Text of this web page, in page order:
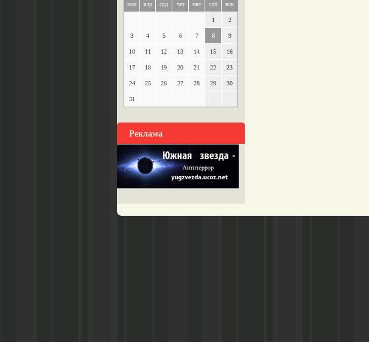
пон втр срд чет пят суб вск
1 2
3 4 5 6 7 8 9
10 11 12 13 14 15 16
17 18 19 20 21 22 23
24 25 26 27 28 29 30
31
Реклама